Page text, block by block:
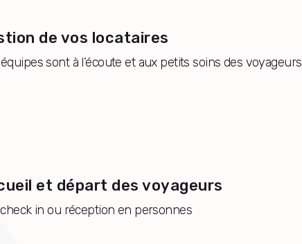
de vos locataires
sont à l’écoute et aux petits soins des voyageurs
et départ des voyageurs
in ou réception en personnes